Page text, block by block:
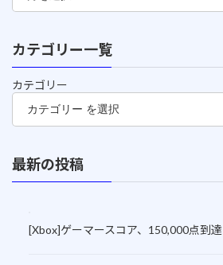
カテゴリー一覧
カテゴリー
最新の投稿
[Xbox]ゲーマースコア、150,000点到達